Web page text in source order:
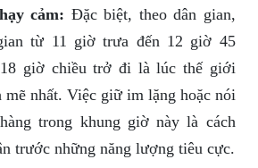
cảm: Đặc biệt, theo dân gian,
từ 11 giờ trưa đến 12 giờ 45
giờ chiều trở đi là lúc thế giới
mẽ nhất. Việc giữ im lặng hoặc nói
trong khung giờ này là cách
trước những năng lượng tiêu cực.